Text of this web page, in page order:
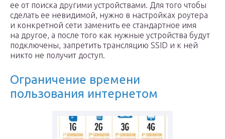
ее от поиска другими устройствами. Для того чтобы
сделать ее невидимой, нужно в настройках роутера
и конкретной сети заменить ее стандартное имя
на другое, а после того как нужные устройства будут
подключены, запретить трансляцию SSID и к ней
никто не получит доступ.
Ограничение времени
пользования интернетом